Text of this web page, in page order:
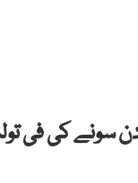
سونے کی فی